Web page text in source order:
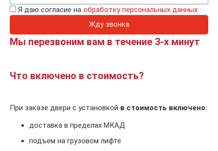
Я даю согласие на обработку персональных данных
Жду звонка
Мы перезвоним вам в течение 3-х минут
Что включено в стоимость?
При заказе двери с установкой в стоимость включено:
доставка в пределах МКАД
подъем на грузовом лифте